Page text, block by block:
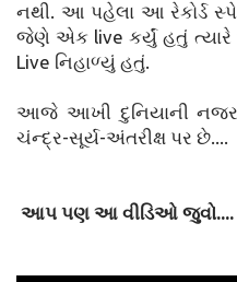
નથી. આ પહેલા આ રેકોર્ડ
જેણે એક live કર્યું હતું ત્યારે
Live નિહાળ્યું હતું.
આજે આખી દુનિયાની
ચંન્દ્ર-સૂર્ય-અંતરીક્ષ પર છે....
આપ પણ આ વીડિઓ જુવો....